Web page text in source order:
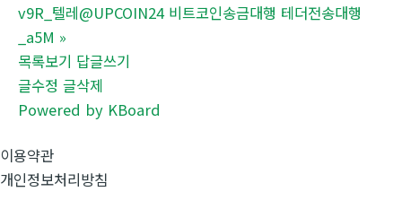
v9R_텔레@UPCOIN24 비트코인송금대행 테더전송대행
_a5M »
목록보기 답글쓰기
글수정 글삭제
Powered by KBoard
이용약관
개인정보처리방침